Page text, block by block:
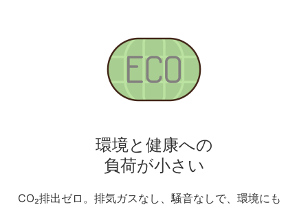
環境と健康への
負荷が小さい
CO₂排出ゼロ。排気ガスなし、騒音なしで、環境にも